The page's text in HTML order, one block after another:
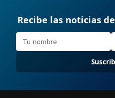
Recibe las noticias